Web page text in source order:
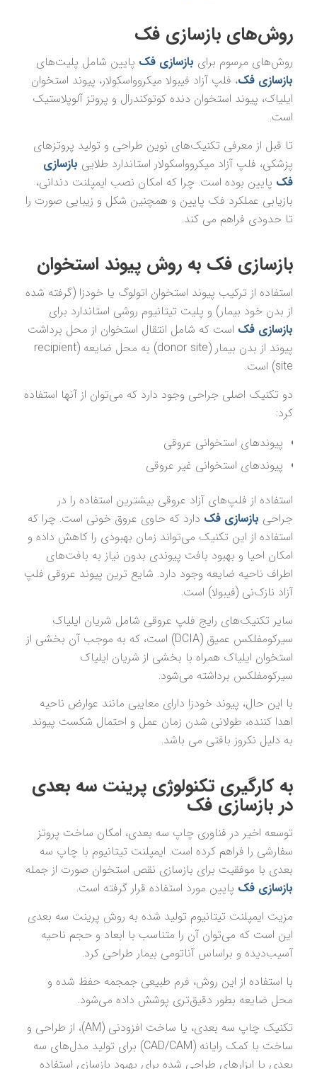
روش‌های بازسازی فک
روش‌های مرسوم برای بازسازی فک پایین شامل پلیت‌های
بازسازی فک، فلپ آزاد فیبولا میکروواسکولار، پیوند استخوان
ایلیاک، پیوند استخوان دنده کوتوکندرال و پروتز آلوپلاستیک
است.
تا قبل از معرفی تکنیک‌های نوین طراحی و تولید پروتز‌های
پزشکی، فلپ آزاد میکروواسکولار استاندارد طلایی بازسازی
فک پایین بوده است. چرا که امکان نصب ایمپلنت دندانی،
بازیابی عملکرد فک پایین و همچنین شکل و زیبایی صورت را
تا حدودی فراهم می کند.
بازسازی فک به روش پیوند استخوان
استفاده از ترکیب پیوند استخوان اتولوگ یا خودزا (گرفته شده
از بدن خود بیمار) و پلیت تیتانیوم روشی استاندارد برای
بازسازی فک است که شامل انتقال استخوان از محل برداشت
پیوند از بدن بیمار (donor site) به محل ضایعه (recipient
site) است.
دو تکنیک اصلی جراحی وجود دارد که می‌توان از آنها استفاده
کرد:
پیوندهای استخوانی عروقی
پیوندهای استخوانی غیر عروقی
استفاده از فلپ‌های آزاد عروقی بیشترین استفاده را در
جراحی بازسازی فک دارد که حاوی عروق خونی است. چرا که
استفاده از این تکنیک می‌تواند زمان بهبودی را کاهش داده و
امکان احیا و بهبود بافت پیوندی بدون نیاز به بافت‌های
اطراف ناحیه ضایعه وجود دارد. شایع ترین پیوند عروقی فلپ
آزاد نازک‌نی (فیبولا) است.
سایر تکنیک‌های رایج فلپ عروقی شامل شریان ایلیاک
سیرکومفلکس عمیق (DCIA) است، که به موجب آن بخشی از
استخوان ایلیاک همراه با بخشی از شریان ایلیاک
سیرکومفلکس برداشته می‌شود.
با این حال، پیوند خودزا دارای معایبی مانند عوارض ناحیه
اهدا کننده، طولانی شدن زمان عمل و احتمال شکست پیوند
به دلیل نکروز بافتی می باشد.
به کارگیری تکنولوژی پرینت سه بعدی
در بازسازی فک
توسعه اخیر در فناوری چاپ سه بعدی، امکان ساخت پروتز
سفارشی را فراهم کرده است. ایمپلنت تیتانیوم با چاپ سه
بعدی با موفقیت برای بازسازی نقص استخوان صورت از جمله
بازسازی فک پایین مورد استفاده قرار گرفته است.
مزیت ایمپلنت تیتانیوم تولید شده به روش پرینت سه ‌بعدی
این است که می‌توان آن را متناسب با ابعاد و حجم ناحیه
آسیب‌دیده و براساس آناتومی بیمار طراحی کرد.
با استفاده از این روش، فرم طبیعی جمجمه حفظ شده و
محل ضایعه بطور دقیق‌تری پوشش داده می‌شود.
تکنیک چاپ سه بعدی، یا ساخت افزودنی (AM)، از طراحی و
ساخت با کمک رایانه (CAD/CAM) برای تولید مدل‌های سه
بعدی یا ابزارهای طراحی شده برای بهبود بازسازی استفاده